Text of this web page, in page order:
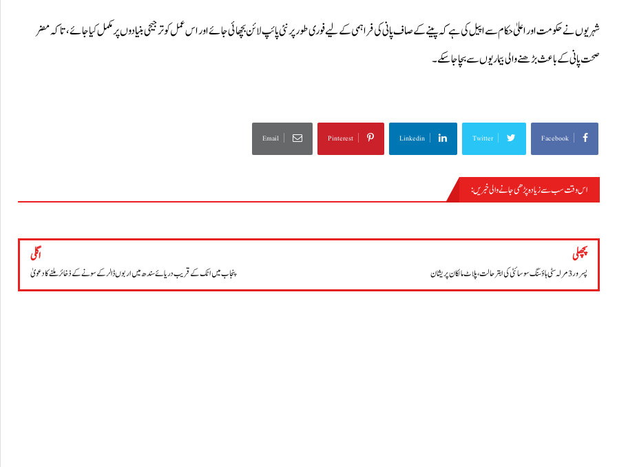
شہریوں نے حکومت اور اعلیٰ حکام سے اپیل کی ہے کہ پینے کے صاف پانی کی فراہمی کے لیے فوری طور پر نئی پائپ لائن بچھائی جائے اور اس عمل کو ترجیحی بنیادوں پر مکمل کیا جائے، تاکہ مضر
صحت پانی کے باعث بڑھنے والی بیماریوں سے بچا جا سکے۔
Facebook
Twitter
Linkedin
Pinterest
Email
اس وقت سب سے زیادہ پڑھی جانے والی خبریں :
پچھلی
پسرور 3 مرلہ سٹی ہاؤسنگ سوسائٹی کی ابتر حالت، پلاٹ مالکان پریشان
اگلی
پنجاب میں اٹک کے قریب دریائے سندھ میں اربوں ڈالر کے سونے کے ذخائر ملنے کا دعویٰ